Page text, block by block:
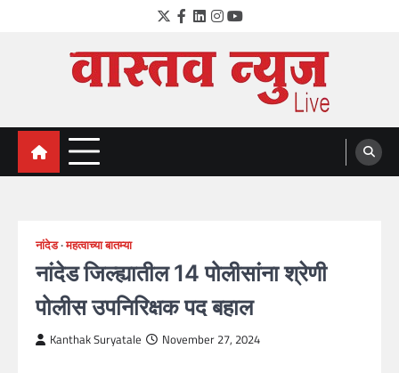
Twitter
Facebook
LinkedIn
Instagram
YouTube
VastavNEWSLive.com
a leading NEWS portal of Maharahstra
नांदेड महत्वाच्या बातम्या
नांदेड जिल्ह्यातील 14 पोलीसांना श्रेणी
पोलीस उपनिरिक्षक पद बहाल
Kanthak Suryatale November 27, 2024